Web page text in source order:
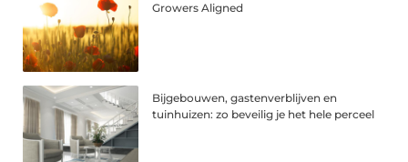
Growers Aligned
Bijgebouwen, gastenverblijven en
tuinhuizen: zo beveilig je het hele perceel